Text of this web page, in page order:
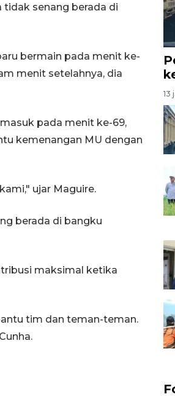
senang berada di
bermain pada menit ke-
menit setelahnya, dia
pada menit ke-69,
kemenangan MU dengan
ujar Maguire.
berada di bangku
maksimal ketika
tim dan teman-teman.
13